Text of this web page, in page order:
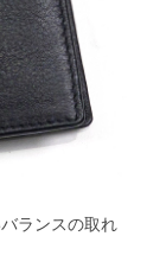
ランスの取れ